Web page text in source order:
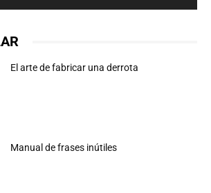
El arte de fabricar una derrota
Manual de frases inútiles